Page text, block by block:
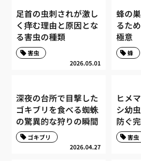
足首の虫刺されが激し
く痒む理由と原因とな
る害虫の種類
2026.05.01
害虫
蜂の
るた
極意
蜂
深夜の台所で目撃した
ゴキブリを食べる蜘蛛
の驚異的な狩りの瞬間
2026.04.27
ゴキブリ
ヒメ
シ幼
防ぐ
害虫